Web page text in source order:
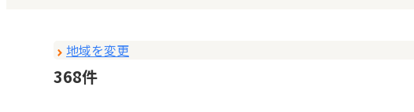
地域を変更
368件